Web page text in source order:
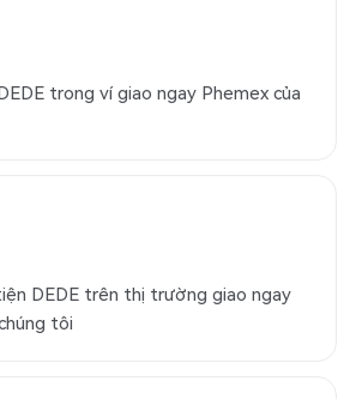
trong ví giao ngay Phemex của
DEDE trên thị trường giao ngay
tôi